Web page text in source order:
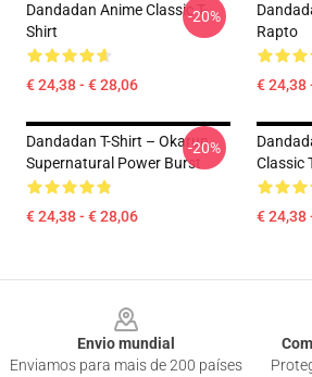
Dandadan Anime Classic T-
Shirt
€ 24,38 - € 28,06
-20%
Rapto
€ 24,38
Dandadan T-Shirt – Okarun
Supernatural Power Burst
€ 24,38 - € 28,06
-20%
Classic
€ 24,38
Envio mundial
Enviamos para mais de 200 países